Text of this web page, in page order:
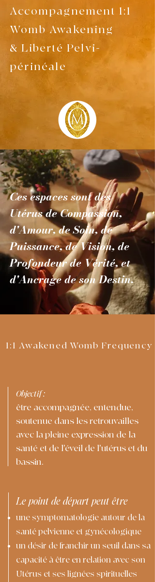
Accompagnement 1:1
Womb Awakening
& Liberté Pelvi-
périnéale
Ces espaces sont des
Utérus de Compassion,
d'Amour, de Soin, de
Puissance, de Vision, de
Profondeur de Vérité, et
d'Ancrage de son Destin.
1:1 Awakened Womb Frequency
Objectif :
être accompagnée, entendue,
soutenue dans les retrouvailles
avec la pleine expression de la
santé et de l'éveil de l'utérus et du
bassin.
Le point de départ peut être
une symptomatologie autour de la
santé pelvienne et gynécologique
un désir de franchir un seuil dans sa
capacité à être en relation avec son
Utérus et ses lignées spirituelles